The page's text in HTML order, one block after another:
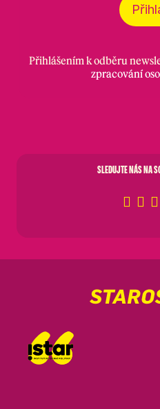
Přihlášením k odběru
zpracování
SLEDUJTE NÁS NA